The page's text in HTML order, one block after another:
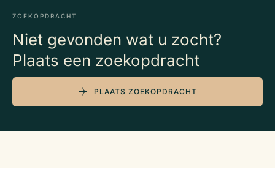
ZOEKOPDRACHT
Niet gevonden wat u zocht?
Plaats een zoekopdracht
PLAATS ZOEKOPDRACHT